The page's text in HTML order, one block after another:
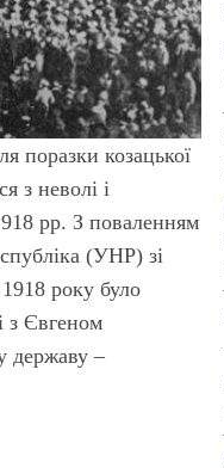
поразки козацької
з неволі і
рр. З поваленням
(УНР) зі
року було
з Євгеном
державу –